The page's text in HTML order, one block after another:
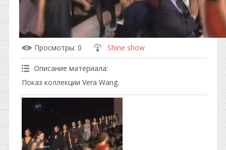
Просмотры: 0 Shine show
Описание материала:
Показ коллекции Vera Wang.